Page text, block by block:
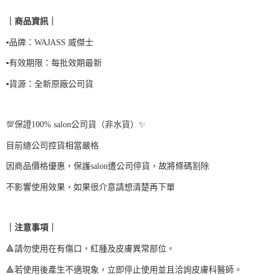
｜商品資訊｜
▪️品牌：WAJASS 威傑士
▪️有效期限：每批效期最新
▪️貨源：全新原廠公司貨
💯保證100% salon公司貨（非水貨）✨
目前總公司控貨相當嚴格
因商品價格優惠，保護salon遭公司停貨，故將條碼割除
不影響使用效果，如果很介意請想清楚再下單
｜注意事項｜
🔺請勿使用在有傷口，紅腫及皮膚異常部位。
🔺若使用後產生不適現象，立即停止使用並且洽詢皮膚科醫師。